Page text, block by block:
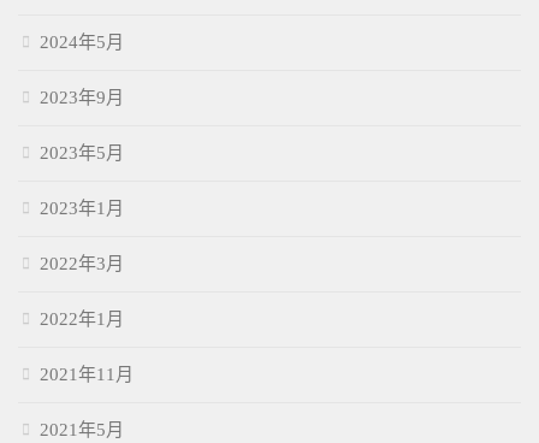
2024年5月
2023年9月
2023年5月
2023年1月
2022年3月
2022年1月
2021年11月
2021年5月